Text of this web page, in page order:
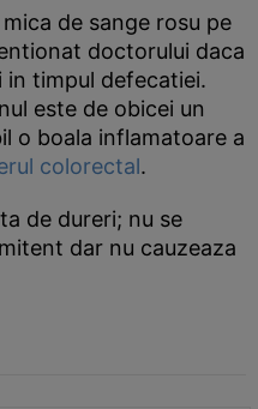
de sange rosu pe
doctorului daca
in timpul defecatiei.
este de obicei un
o boala inflamatoare a
colorectal.
de dureri; nu se
dar nu cauzeaza